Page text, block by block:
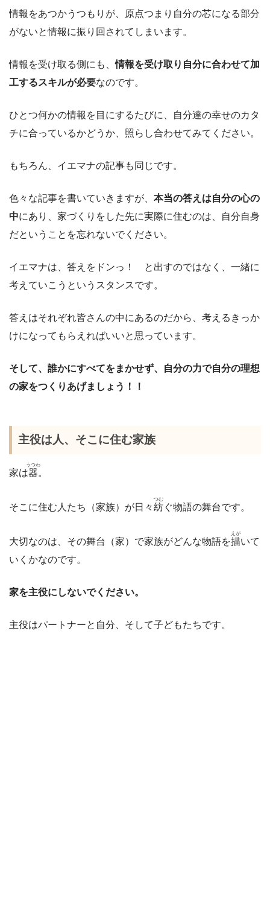
情報をあつかうつもりが、原点つまり自分の芯になる部分
がないと情報に振り回されてしまいます。
情報を受け取る側にも、情報を受け取り自分に合わせて加
工するスキルが必要なのです。
ひとつ何かの情報を目にするたびに、自分達の幸せのカタ
チに合っているかどうか、照らし合わせてみてください。
もちろん、イエマナの記事も同じです。
色々な記事を書いていきますが、 本当の答えは自分の心の
中にあり、家づくりをした先に実際に住むのは、自分自身
だということを忘れないでください。
イエマナは、答えをドンっ！ と出すのではなく、一緒に
考えていこうというスタンスです。
答えはそれぞれ皆さんの中にあるのだから、考えるきっか
けになってもらえればいいと思っています。
そして、誰かにすべてをまかせず、自分の力で自分の理想
の家をつくりあげましょう！！
主役は人、そこに住む家族
家は器
うつわ
。
そこに住む人たち（家族）が日々紡
つむ
ぐ物語の舞台です。
大切なのは、その舞台（家）で家族がどんな物語を描
えが
いて
いくかなのです。
家を主役にしないでください。
主役はパートナーと自分、そして子どもたちです。